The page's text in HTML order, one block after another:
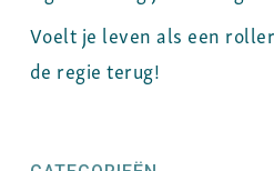
Voelt je leven als een
de regie terug!